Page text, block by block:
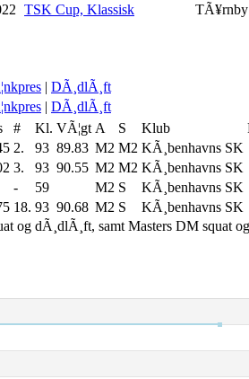
TSK Cup, Klassisk
| DÃ¸dlÃ¸ft
| DÃ¸dlÃ¸ft
# Kl. VÃ¦gt A S Klub
2. 93 89.83 M2 M2 KÃ¸benhavns SK
3. 93 90.55 M2 M2 KÃ¸benhavns SK
- 59 M2 S
KÃ¸benhavns SK
18. 93 90.68 M2 S
KÃ¸benhavns SK
og dÃ¸dlÃ¸ft, samt Masters DM squat